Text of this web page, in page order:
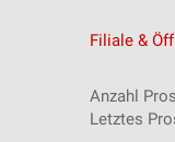
Filiale &
Anzahl
Letztes